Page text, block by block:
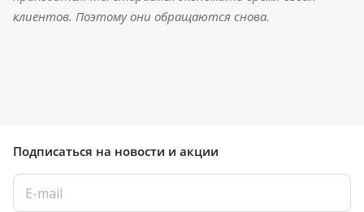
клиентов. Поэтому они обращаются снова.
Подписаться на новости и акции